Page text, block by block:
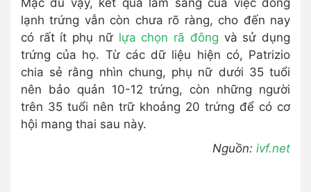
lạnh trứng vẫn còn chưa rõ ràng, cho đến nay
có rất ít phụ nữ lựa chọn rã đông và sử dụng
trứng của họ. Từ các dữ liệu hiện có, Patrizio
chia sẻ rằng nhìn chung, phụ nữ dưới 35 tuổi
nên bảo quản 10-12 trứng, còn những người
trên 35 tuổi nên trữ khoảng 20 trứng để có cơ
hội mang thai sau này.
Nguồn: ivf.net